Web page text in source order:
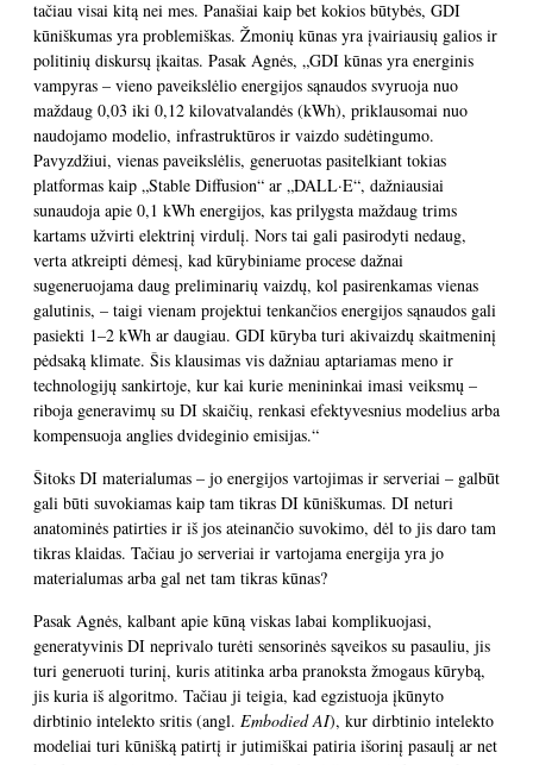
tačiau visai kitą nei mes. Panašiai kaip bet kokios būtybės, GDI
kūniškumas yra problemiškas. Žmonių kūnas yra įvairiausių galios ir
politinių diskursų įkaitas. Pasak Agnės, „GDI kūnas yra energinis
vampyras – vieno paveikslėlio energijos sąnaudos svyruoja nuo
maždaug 0,03 iki 0,12 kilovatvalandės (kWh), priklausomai nuo
naudojamo modelio, infrastruktūros ir vaizdo sudėtingumo.
Pavyzdžiui, vienas paveikslėlis, generuotas pasitelkiant tokias
platformas kaip „Stable Diffusion“ ar „DALL·E“, dažniausiai
sunaudoja apie 0,1 kWh energijos, kas prilygsta maždaug trims
kartams užvirti elektrinį virdulį. Nors tai gali pasirodyti nedaug,
verta atkreipti dėmesį, kad kūrybiniame procese dažnai
sugeneruojama daug preliminarių vaizdų, kol pasirenkamas vienas
galutinis, – taigi vienam projektui tenkančios energijos sąnaudos gali
pasiekti 1–2 kWh ar daugiau. GDI kūryba turi akivaizdų skaitmeninį
pėdsaką klimate. Šis klausimas vis dažniau aptariamas meno ir
technologijų sankirtoje, kur kai kurie menininkai imasi veiksmų –
riboja generavimų su DI skaičių, renkasi efektyvesnius modelius arba
kompensuoja anglies dvideginio emisijas.“
Šitoks DI materialumas – jo energijos vartojimas ir serveriai – galbūt
gali būti suvokiamas kaip tam tikras DI kūniškumas. DI neturi
anatominės patirties ir iš jos ateinančio suvokimo, dėl to jis daro tam
tikras klaidas. Tačiau jo serveriai ir vartojama energija yra jo
materialumas arba gal net tam tikras kūnas?
Pasak Agnės, kalbant apie kūną viskas labai komplikuojasi,
generatyvinis DI neprivalo turėti sensorinės sąveikos su pasauliu, jis
turi generuoti turinį, kuris atitinka arba pranoksta žmogaus kūrybą,
jis kuria iš algoritmo. Tačiau ji teigia, kad egzistuoja įkūnyto
dirbtinio intelekto sritis (angl. Embodied AI), kur dirbtinio intelekto
modeliai turi kūnišką patirtį ir jutimiškai patiria išorinį pasaulį ar net